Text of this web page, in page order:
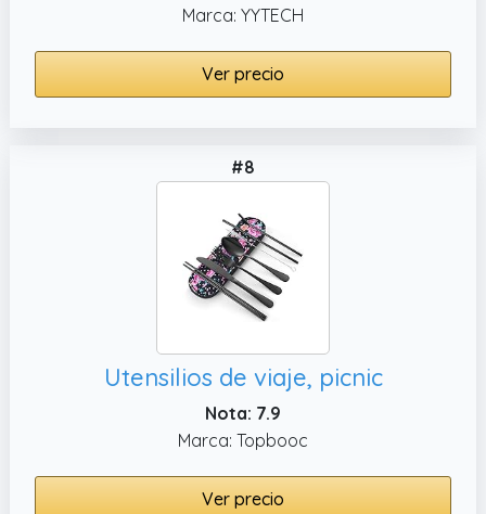
Marca: YYTECH
Ver precio
#8
Utensilios de viaje, picnic
Nota: 7.9
Marca: Topbooc
Ver precio